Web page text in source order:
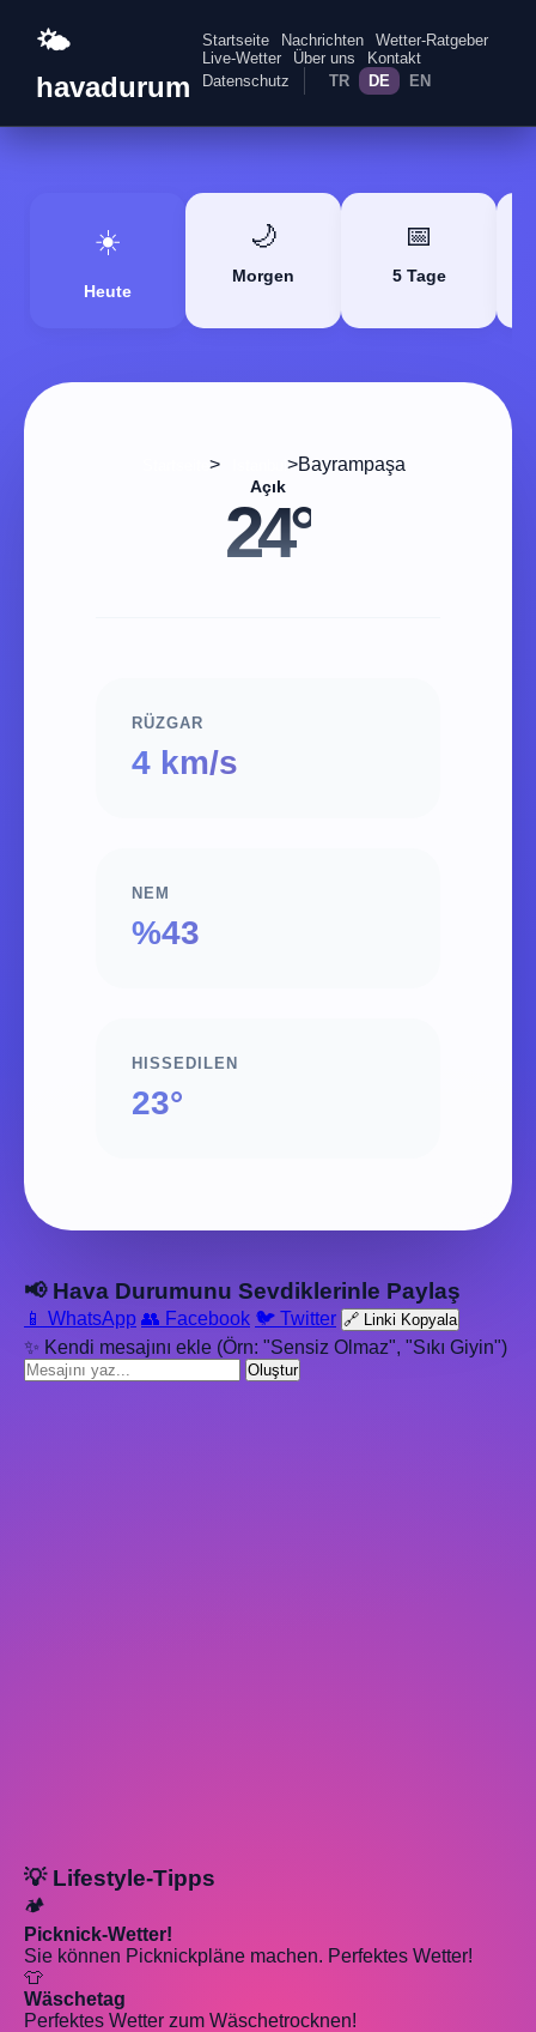
🌤️
havadurum
Startseite Nachrichten
Wetter-Ratgeber
Live-Wetter
Über uns
Kontakt
Datenschutz
TR DE EN
☀️
Heute
🌙
Morgen
📅
5 Tage
> >Bayrampaşa
Açık
24°
RÜZGAR
4 km/s
NEM
%43
HISSEDILEN
23°
📢 Hava Durumunu Sevdiklerinle Paylaş
📱 WhatsApp 👥 Facebook 🐦 Twitter 🔗 Linki Kopyala
✨ Kendi mesajını ekle (Örn: "Sensiz Olmaz", "Sıkı Giyin")
Oluştur
💡 Lifestyle-Tipps
🏕️
Picknick-Wetter!
Sie können Picknickpläne machen. Perfektes Wetter!
👕
Wäschetag
Perfektes Wetter zum Wäschetrocknen!